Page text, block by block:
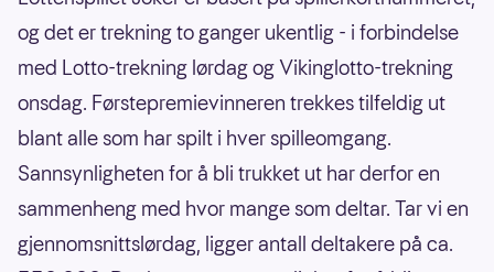
og det er trekning to ganger ukentlig - i forbindelse
med Lotto-trekning lørdag og Vikinglotto-trekning
onsdag. Førstepremievinneren trekkes tilfeldig ut
blant alle som har spilt i hver spilleomgang.
Sannsynligheten for å bli trukket ut har derfor en
sammenheng med hvor mange som deltar. Tar vi en
gjennomsnittslørdag, ligger antall deltakere på ca.